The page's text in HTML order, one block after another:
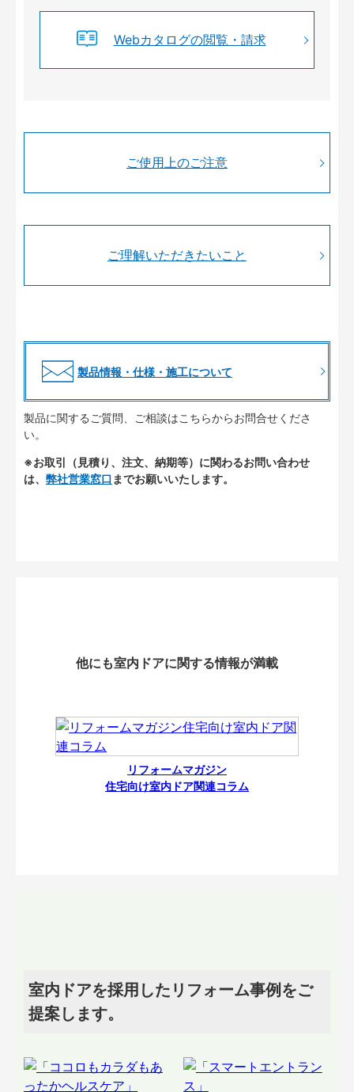
Webカタログの閲覧・請求
ご使用上のご注意
ご理解いただきたいこと
製品情報・仕様・施工について
製品に関するご質問、ご相談はこちらからお問合せくださ
い。
※お取引（見積り、注文、納期等）に関わるお問い合わせ
は、 弊社営業窓口 までお願いいたします。
他にも室内ドアに関する情報が満載
リフォームマガジン
住宅向け室内ドア関連コラム
室内ドアを採用したリフォーム事例をご
提案します。